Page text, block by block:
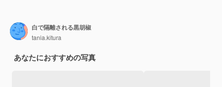
白で隔離される黒胡椒
tania.kitura
あなたにおすすめの写真